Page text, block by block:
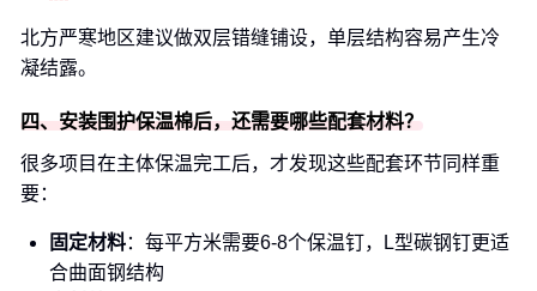
北方严寒地区建议做双层错缝铺设，单层结构容易产生冷
凝结露。
四、安装围护保温棉后，还需要哪些配套材料？
很多项目在主体保温完工后，才发现这些配套环节同样重
要：
固定材料：每平方米需要6-8个保温钉，L型碳钢钉更适
合曲面钢结构